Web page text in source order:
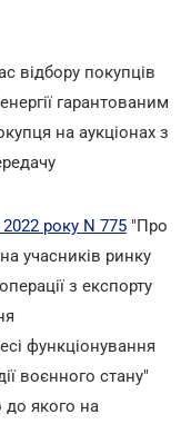
відбору покупців
гарантованим
на аукціонах з
року N 775 "Про
учасників ринку
з експорту
функціонування
воєнного стану"
якого на